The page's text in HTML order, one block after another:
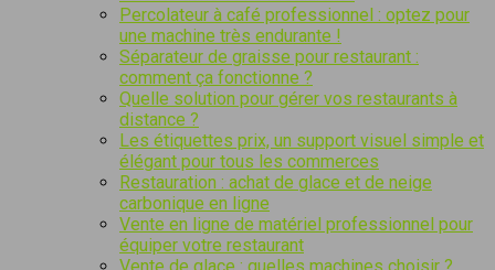
Percolateur à café professionnel : optez pour
une machine très endurante !
Séparateur de graisse pour restaurant :
comment ça fonctionne ?
Quelle solution pour gérer vos restaurants à
distance ?
Les étiquettes prix, un support visuel simple et
élégant pour tous les commerces
Restauration : achat de glace et de neige
carbonique en ligne
Vente en ligne de matériel professionnel pour
équiper votre restaurant